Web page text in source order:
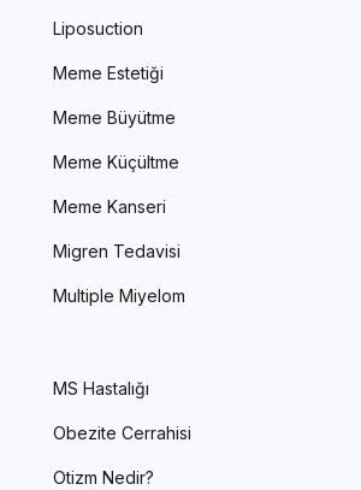
Liposuction
Meme Estetiği
Meme Büyütme
Meme Küçültme
Meme Kanseri
Migren Tedavisi
Multiple Miyelom
MS Hastalığı
Obezite Cerrahisi
Otizm Nedir?